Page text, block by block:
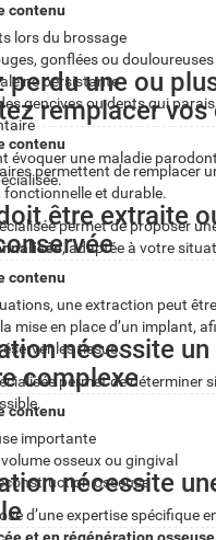
contenu
lors du brossage
gonflées ou douloureuses
persistante
gencives ou dents qui
évoquer une maladie
perdu une ou
remplacer vos
contenu
permettent de remplacer
fonctionnelle et durable.
permet de proposer
, adaptée à votre
être extraite
contenu
une extraction peut
mise en place d’un implant,
les tissus.
permet de déterminer
nécessite
complexe
contenu
importante
osseux ou gingival
osseuse
d’une expertise spécifique
nécessite